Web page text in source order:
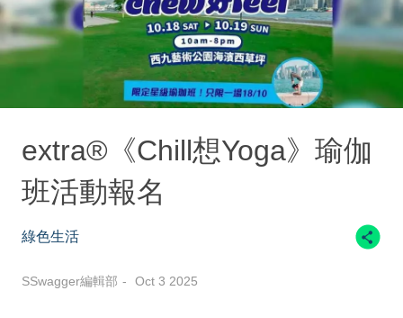
extra®《Chill想Yoga》瑜伽
班活動報名
綠色生活
SSwagger編輯部 Oct 3 2025